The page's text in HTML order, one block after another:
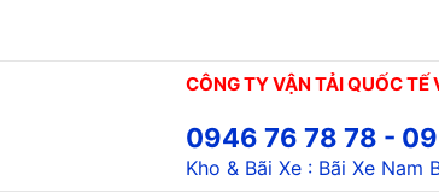
CÔNG TY VẬN TẢI QUỐC TẾ
0946 76 78 78 -
Kho & Bãi Xe : Bãi Xe Nam